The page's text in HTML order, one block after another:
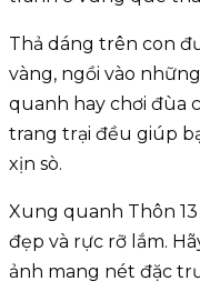
Thả dáng trên con
vàng, ngồi vào
quanh hay chơi đùa
trang trại đều giúp
xịn sò.
Xung quanh Thôn
đẹp và rực rỡ lắm.
ảnh mang nét đặc